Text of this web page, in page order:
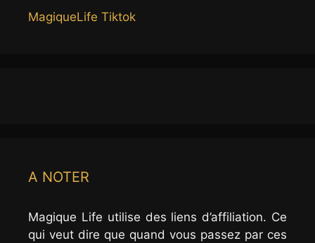
MagiqueLife Tiktok
A NOTER
Magique Life utilise des liens d’affiliation. Ce
qui veut dire que quand vous passez par ces